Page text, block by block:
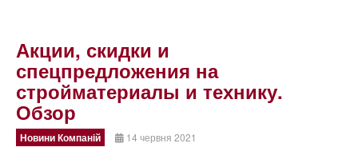
Акции, скидки и
спецпредложения на
стройматериалы и технику.
Обзор
Новини Компаній 14 червня 2021